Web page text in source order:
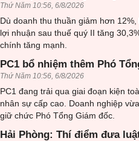
Thứ Năm 10:56, 6/8/2026
Dù doanh thu thuần giảm hơn
lợi nhuận sau thuế quý II tăng
chính tăng mạnh.
PC1 bổ nhiệm thêm Phó
Thứ Năm 10:56, 6/8/2026
PC1 đang trải qua giai đoạn kiện
nhân sự cấp cao. Doanh nghiệp
giữ chức Phó Tổng Giám đốc.
Hải Phòng: Thí điểm đưa